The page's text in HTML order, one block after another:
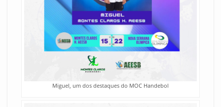
Miguel, um dos destaques do MOC Handebol